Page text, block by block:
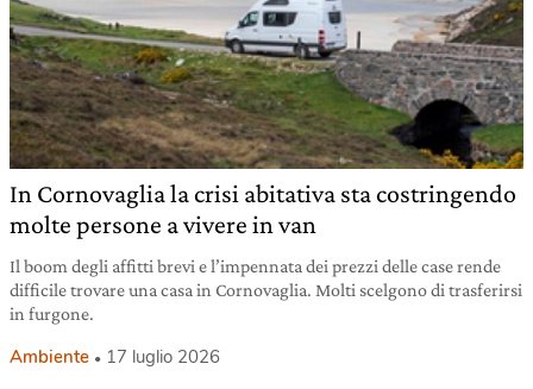
In Cornovaglia la crisi abitativa sta costringendo
molte persone a vivere in van
Il boom degli affitti brevi e l’impennata dei prezzi delle case rende
difficile trovare una casa in Cornovaglia. Molti scelgono di trasferirsi
in furgone.
Ambiente 17 luglio 2026